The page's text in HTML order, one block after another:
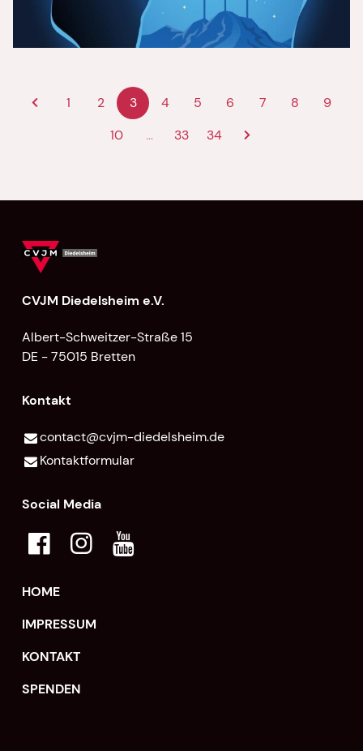
Vers der Woche 14/26
1 2 3 4 5 6 7 8
9
10
... 33 34
CVJM Diedelsheim e.V.
Albert-Schweitzer-Straße 15
DE - 75015 Bretten
Kontakt
contact@​cvjm-diedelsheim.​de
Kontaktformular
Social Media
HOME
IMPRESSUM
KONTAKT
SPENDEN